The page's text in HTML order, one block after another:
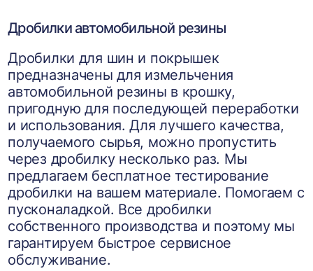
Дробилки автомобильной резины
Дробилки для шин и покрышек
предназначены для измельчения
автомобильной резины в крошку,
пригодную для последующей переработки
и использования. Для лучшего качества,
получаемого сырья, можно пропустить
через дробилку несколько раз. Мы
предлагаем бесплатное тестирование
дробилки на вашем материале. Помогаем с
пусконаладкой. Все дробилки
собственного производства и поэтому мы
гарантируем быстрое сервисное
обслуживание.